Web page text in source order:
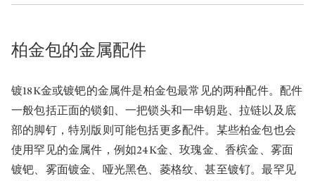
柏金包的金属配件
镀18K金或镀钯的金属件是柏金包最常见的两种配件。配件
一般包括正面的锁釦、一把锁头和一串钥匙、拉链以及底
部的脚钉，特别版则可能包括更多配件。某些柏金包也会
使用罕见的金属件，例如24K金、玫瑰金、香槟金、雾面
镀钯、雾面镀金、哑光黑色、菱格纹、甚至镀钌。最罕见